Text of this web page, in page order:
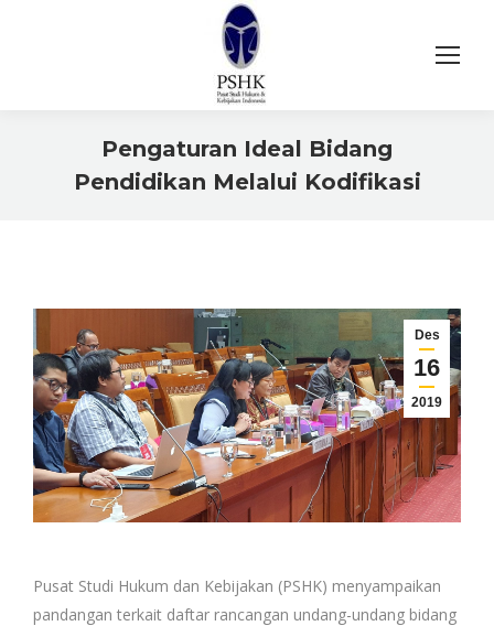
Pengaturan Ideal Bidang
Pendidikan Melalui Kodifikasi
Des
16
2019
Pusat Studi Hukum dan Kebijakan (PSHK) menyampaikan
pandangan terkait daftar rancangan undang-undang bidang